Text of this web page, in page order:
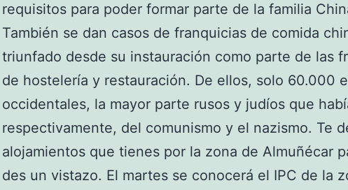
requisitos para poder formar parte de la familia
También se dan casos de franquicias de comida
triunfado desde su instauración como parte de las
de hostelería y restauración. De ellos, solo 60.000
occidentales, la mayor parte rusos y judíos que
respectivamente, del comunismo y el nazismo. Te
alojamientos que tienes por la zona de Almuñécar
des un vistazo. El martes se conocerá el IPC de la